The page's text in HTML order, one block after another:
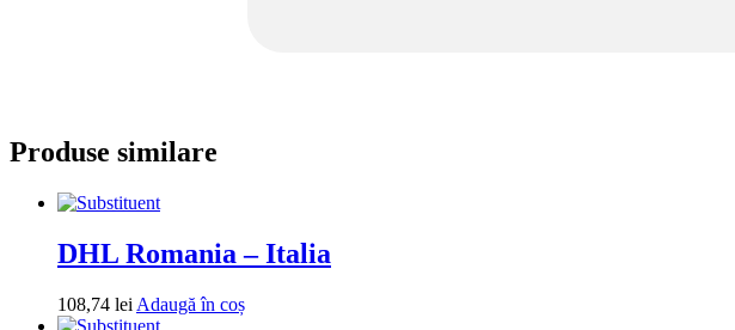
Produse similare
DHL Romania – Italia
108,74 lei Adaugă în coș